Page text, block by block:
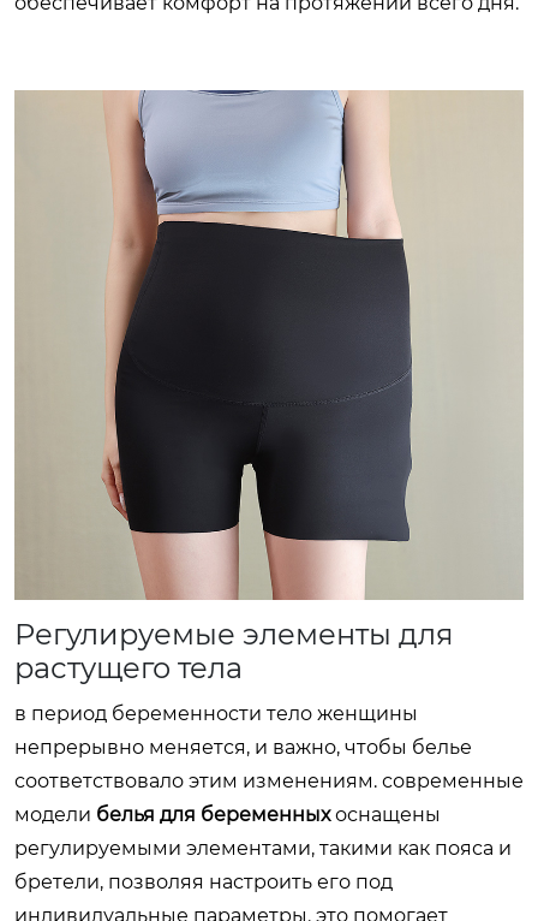
Регулируемые элементы для
растущего тела
в период беременности тело женщины
непрерывно меняется, и важно, чтобы белье
соответствовало этим изменениям. современные
модели белья для беременныхоснащены
регулируемыми элементами, такими как пояса и
бретели, позволяя настроить его под
индивидуальные параметры. это помогает